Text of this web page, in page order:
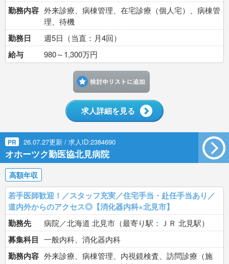
勤務内容 外来診療、病棟管理、在宅診療（個人宅）、病棟管
理、待機
勤務日 週5日（当直：月4回）
給与 980～1,300万円
求人詳細を見る
PR 26.07.27更新 / 求人ID:2384690
オホーツク勤医協北見病院
高額年収
若手医師歓迎！／スタッフ充実／住宅手当・赴任手当あり／
道内外からのアクセス◎【消化器内科×北見市】
勤務先
病院／北海道 北見市（最寄り駅：ＪＲ 北見駅）
募集科目 一般内科、消化器内科
勤務内容 外来診療、病棟管理、内視鏡検査、訪問診療（施